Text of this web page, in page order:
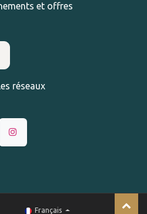
et offres
réseaux
Français